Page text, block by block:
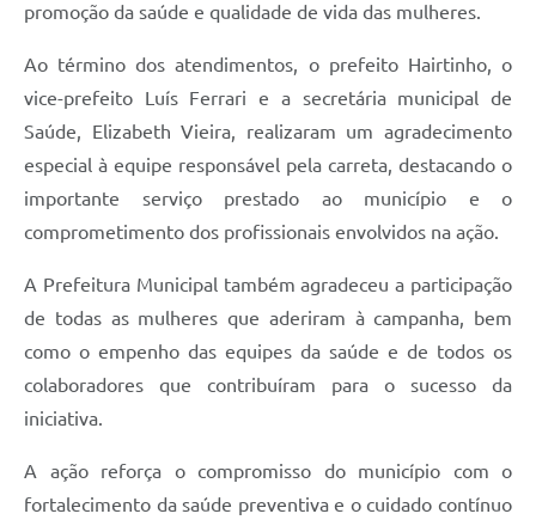
promoção da saúde e qualidade de vida das mulheres.
Ao término dos atendimentos, o prefeito Hairtinho, o
vice-prefeito Luís Ferrari e a secretária municipal de
Saúde, Elizabeth Vieira, realizaram um agradecimento
especial à equipe responsável pela carreta, destacando o
importante serviço prestado ao município e o
comprometimento dos profissionais envolvidos na ação.
A Prefeitura Municipal também agradeceu a participação
de todas as mulheres que aderiram à campanha, bem
como o empenho das equipes da saúde e de todos os
colaboradores que contribuíram para o sucesso da
iniciativa.
A ação reforça o compromisso do município com o
fortalecimento da saúde preventiva e o cuidado contínuo